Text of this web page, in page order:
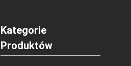
Kategorie
Produktów